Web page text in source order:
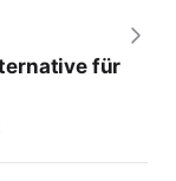
für